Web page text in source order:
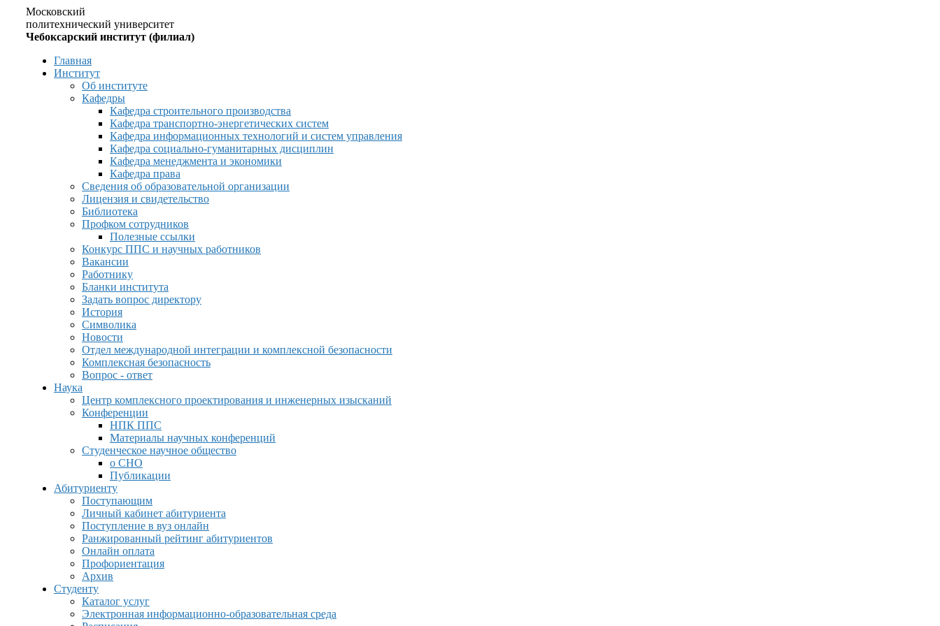
Московский
политехнический университет
Чебоксарский институт (филиал)
Главная
Институт
Об институте
Кафедры
Кафедра строительного производства
Кафедра транспортно-энергетических систем
Кафедра информационных технологий и систем управления
Кафедра социально-гуманитарных дисциплин
Кафедра менеджмента и экономики
Кафедра права
Сведения об образовательной организации
Лицензия и свидетельство
Библиотека
Профком сотрудников
Полезные ссылки
Конкурс ППС и научных работников
Вакансии
Работнику
Бланки института
Задать вопрос директору
История
Символика
Новости
Отдел международной интеграции и комплексной безопасности
Комплексная безопасность
Вопрос - ответ
Наука
Центр комплексного проектирования и инженерных изысканий
Конференции
НПК ППС
Материалы научных конференций
Студенческое научное общество
о СНО
Публикации
Абитуриенту
Поступающим
Личный кабинет абитуриента
Поступление в вуз онлайн
Ранжированный рейтинг абитуриентов
Онлайн оплата
Профориентация
Архив
Студенту
Каталог услуг
Электронная информационно-образовательная среда